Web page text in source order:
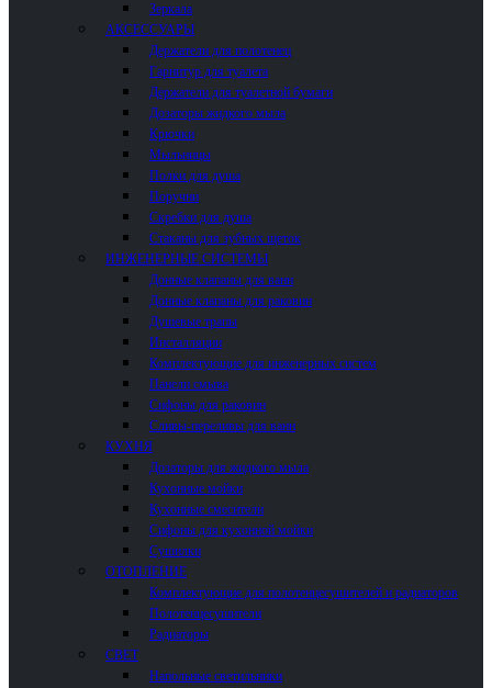
Зеркала
АКСЕССУАРЫ
Держатели для полотенец
Гарнитур для туалета
Держатели для туалетной бумаги
Дозаторы жидкого мыла
Крючки
Мыльницы
Полки для душа
Поручни
Скребки для душа
Стаканы для зубных щеток
ИНЖЕНЕРНЫЕ СИСТЕМЫ
Донные клапаны для ванн
Донные клапаны для раковин
Душевые трапы
Инсталляции
Комплектующие для инженерных систем
Панели смыва
Сифоны для раковин
Сливы-переливы для ванн
КУХНЯ
Дозаторы для жидкого мыла
Кухонные мойки
Кухонные смесители
Сифоны для кухонной мойки
Сушилки
ОТОПЛЕНИЕ
Комплектующие для полотенцесушителей и радиаторов
Полотенцесушители
Радиаторы
СВЕТ
Напольные светильники